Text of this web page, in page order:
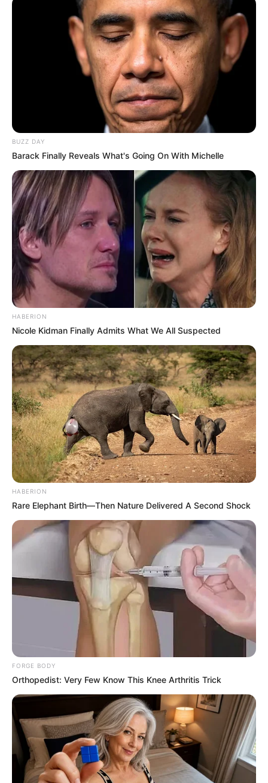
Raskrasil
BUZZ DAY
Barack Finally Reveals What's Going On With Michelle
HABERION
Nicole Kidman Finally Admits What We All Suspected
HABERION
Rare Elephant Birth—Then Nature Delivered A Second Shock
FORGE BODY
Orthopedist: Very Few Know This Knee Arthritis Trick